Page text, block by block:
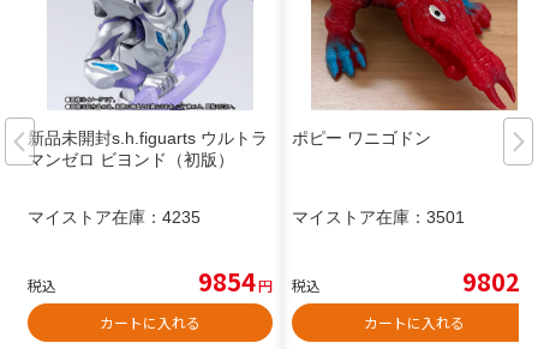
新品未開封s.h.figuarts ウルトラ
マンゼロ ビヨンド（初版）
マイストア在庫： 4235
税込 9854円
カートに入れる
ポピー ワニゴドン
マイストア在庫： 3501
税込 9802
カートに入れる